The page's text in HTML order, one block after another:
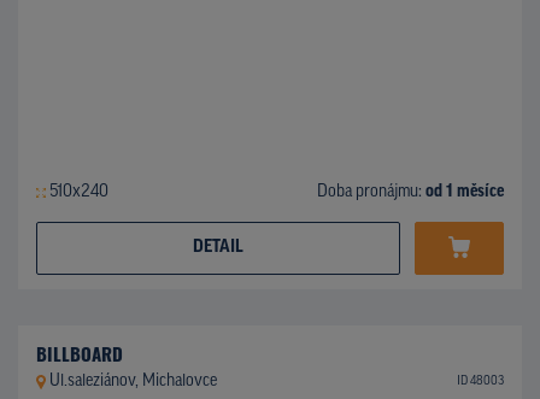
510x240 Doba pronájmu: od 1 měsíce
DETAIL
BILLBOARD
Ul.saleziánov, Michalovce ID 48003